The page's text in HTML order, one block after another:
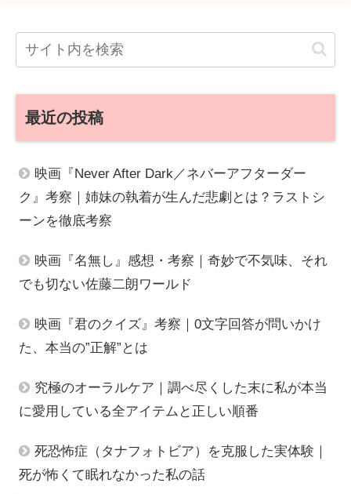
最近の投稿
映画『Never After Dark／ネバーアフターダー
ク』考察｜姉妹の執着が生んだ悲劇とは？ラストシ
ーンを徹底考察
映画『名無し』感想・考察｜奇妙で不気味、それ
でも切ない佐藤二朗ワールド
映画『君のクイズ』考察｜0文字回答が問いかけ
た、本当の”正解”とは
究極のオーラルケア｜調べ尽くした末に私が本当
に愛用している全アイテムと正しい順番
死恐怖症（タナフォトビア）を克服した実体験｜
死が怖くて眠れなかった私の話